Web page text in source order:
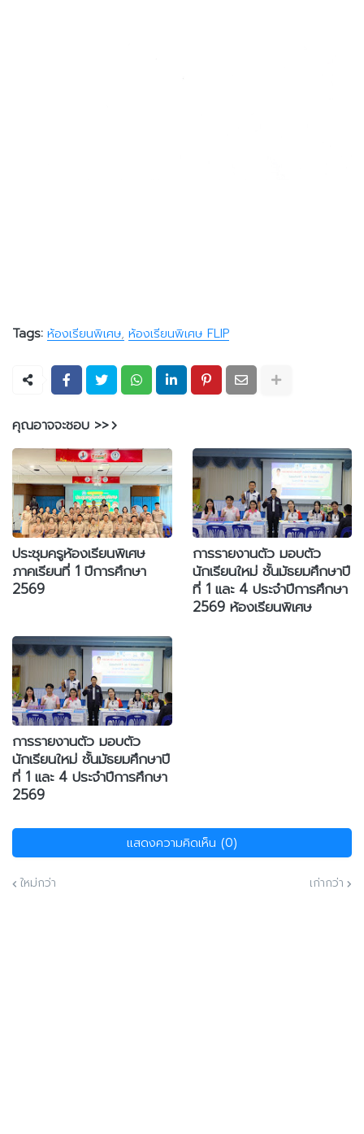
Tags: ห้องเรียนพิเศษ ห้องเรียนพิเศษ FLIP
คุณอาจจะชอบ >>
ประชุมครูห้องเรียนพิเศษ
ภาคเรียนที่ 1 ปีการศึกษา
2569
การรายงานตัว มอบตัว
นักเรียนใหม่ ชั้นมัธยมศึกษาปี
ที่ 1 และ 4 ประจำปีการศึกษา
2569 ห้องเรียนพิเศษ
การรายงานตัว มอบตัว
นักเรียนใหม่ ชั้นมัธยมศึกษาปี
ที่ 1 และ 4 ประจำปีการศึกษา
2569
แสดงความคิดเห็น (0)
ใหม่กว่า เก่ากว่า